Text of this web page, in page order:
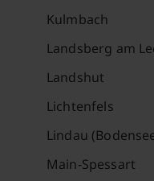
Kulmbach
Landsberg am
Landshut
Lichtenfels
Lindau
Main-Spessart